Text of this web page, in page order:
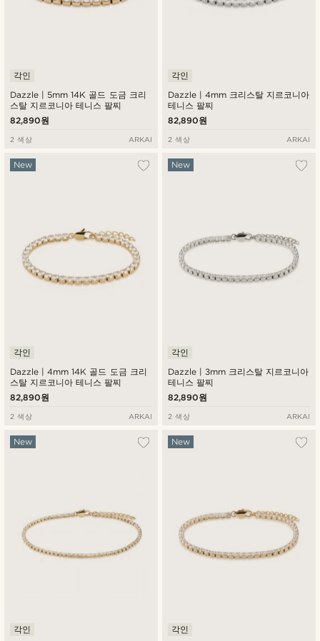
Dazzle | 5mm 14K 골드 도금 크리
스탈 지르코니아 테니스 팔찌
각인
82,890원
2 색상 ARKAI
Dazzle | 4mm 크리스탈 지르코니아
테니스 팔찌
각인
82,890원
2 색상 ARKAI
Dazzle | 4mm 14K 골드 도금 크리
스탈 지르코니아 테니스 팔찌
New
각인
82,890원
2 색상 ARKAI
Dazzle | 3mm 크리스탈 지르코니아
테니스 팔찌
New
각인
82,890원
2 색상 ARKAI
New
각인
New
각인